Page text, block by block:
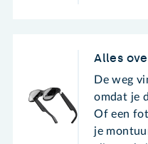
Alles
De weg
omdat je
Of een
je